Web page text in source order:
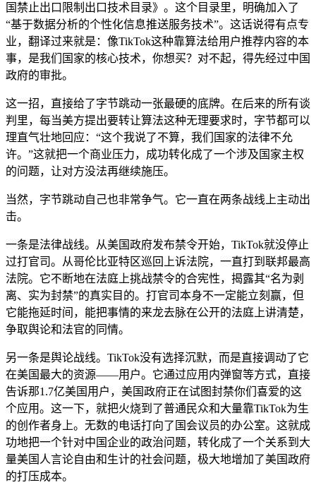
国禁止出口限制出口技术目录》。这个目录里，明确加入了
“基于数据分析的个性化信息推送服务技术”。这话说得有点专
业，翻译过来就是：像TikTok这种靠算法给用户推荐内容的本
事，是我们国家的核心技术，你想买？对不起，得先经过中国
政府的审批。
这一招，直接给了字节跳动一张最硬的底牌。在后来的所有谈
判里，每当美方提出要转让算法这种无理要求时，字节都可以
理直气壮地回应：“这个我说了不算，我们国家的法律不允
许。”这就把一个商业压力，成功转化成了一个涉及国家主权
的问题，让对方没法再继续施压。
当然，字节跳动自己也非常争气。它一直在两条战线上主动出
击。
一条是法律战线。从美国政府发布禁令开始，TikTok就没停止
过打官司。从哥伦比亚特区巡回上诉法院，一直打到联邦最高
法院。它不断地在法庭上挑战禁令的合宪性，揭露其“名为剥
离、实为封禁”的真实目的。打官司本身不一定能立刻赢，但
它能拖延时间，能把事情的来龙去脉在公开的法庭上讲清楚，
争取舆论和法官的同情。
另一条是舆论战线。TikTok没有选择沉默，而是直接调动了它
在美国最大的资源——用户。它通过应用内弹窗等方式，直接
告诉那1.7亿美国用户，美国政府正在试图封禁你们喜爱的这
个应用。这一下，就把火烧到了普通民众和大量靠TikTok为生
的创作者身上。无数的电话打向了国会议员的办公室。这就成
功地把一个针对中国企业的政治问题，转化成了一个关系到大
量美国人言论自由和生计的社会问题，极大地增加了美国政府
的打压成本。